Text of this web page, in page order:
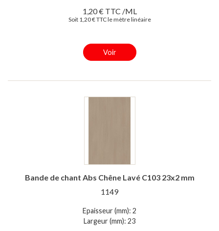
1,20 € TTC /ML
Soit 1,20 € TTC le mètre linéaire
Voir
Bande de chant Abs Chêne Lavé C103 23x2 mm
1149
Epaisseur (mm): 2
Largeur (mm): 23